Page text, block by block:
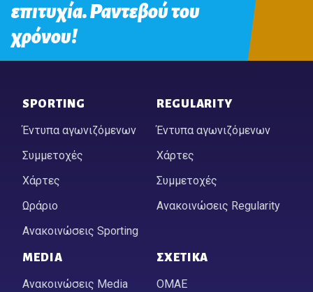
επιτυχία. Ραντεβού του
χρόνου!
SPORTING
Έντυπα αγωνιζόμενων
Συμμετοχές
Χάρτες
Ωράριο
Ανακοινώσεις Sporting
REGULARITY
Έντυπα αγωνιζόμενων
Χάρτες
Συμμετοχές
Ανακοινώσεις Regularity
MEDIA
Ανακοινώσεις Media
ΣΧΕΤΙΚΆ
ΟΜΑΕ